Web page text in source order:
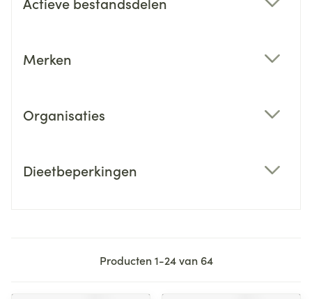
Merken
Organisaties
Dieetbeperkingen
Producten1-24van 64